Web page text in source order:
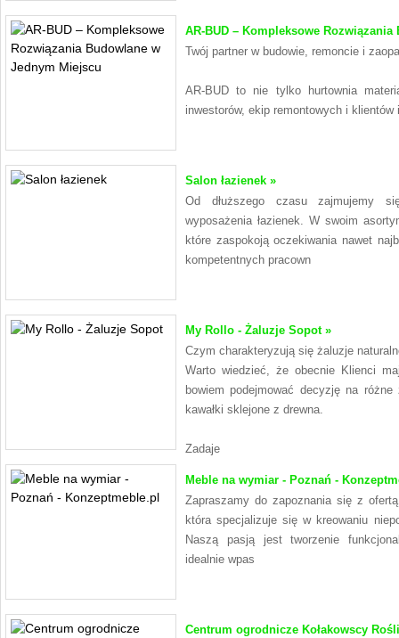
AR-BUD – Kompleksowe
Twój partner w budowie, remoncie i
AR-BUD to nie tylko hurtownia
inwestorów, ekip remontowych i
Salon łazienek »
Od dłuższego czasu zajmujemy
wyposażenia łazienek. W swoim
które zaspokoją oczekiwania nawet
kompetentnych pracown
My Rollo - Żaluzje Sopot »
Czym charakteryzują się żaluzje
Warto wiedzieć, że obecnie Klienci
bowiem podejmować decyzję na
kawałki sklejone z drewna.
Zadaje
Meble na wymiar - Poznań -
Zapraszamy do zapoznania się z
która specjalizuje się w kreowaniu
Naszą pasją jest tworzenie
idealnie wpas
Centrum ogrodnicze Kołakowscy